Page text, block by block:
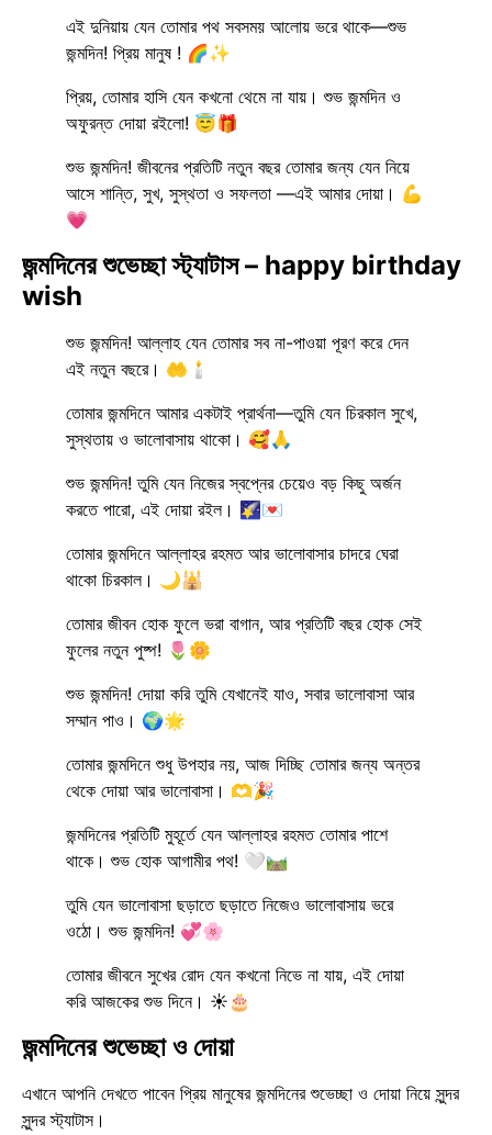
এই দুনিয়ায় যেন তোমার পথ সবসময় আলোয় ভরে থাকে—শুভ
জন্মদিন! প্রিয় মানুষ ! 🌈✨
প্রিয়, তোমার হাসি যেন কখনো থেমে না যায়। শুভ জন্মদিন ও
অফুরন্ত দোয়া রইলো! 😇🎁
শুভ জন্মদিন! জীবনের প্রতিটি নতুন বছর তোমার জন্য যেন নিয়ে
আসে শান্তি, সুখ, সুস্থতা ও সফলতা —এই আমার দোয়া। 💪
💗
জন্মদিনের শুভেচ্ছা স্ট্যাটাস – happy birthday
wish
শুভ জন্মদিন! আল্লাহ যেন তোমার সব না-পাওয়া পূরণ করে দেন
এই নতুন বছরে। 🤲🕯️
তোমার জন্মদিনে আমার একটাই প্রার্থনা—তুমি যেন চিরকাল সুখে,
সুস্থতায় ও ভালোবাসায় থাকো। 🥰🙏
শুভ জন্মদিন! তুমি যেন নিজের স্বপ্নের চেয়েও বড় কিছু অর্জন
করতে পারো, এই দোয়া রইল। 🌠💌
তোমার জন্মদিনে আল্লাহর রহমত আর ভালোবাসার চাদরে ঘেরা
থাকো চিরকাল। 🌙🕌
তোমার জীবন হোক ফুলে ভরা বাগান, আর প্রতিটি বছর হোক সেই
ফুলের নতুন পুষ্প! 🌷🌼
শুভ জন্মদিন! দোয়া করি তুমি যেখানেই যাও, সবার ভালোবাসা আর
সম্মান পাও। 🌍🌟
তোমার জন্মদিনে শুধু উপহার নয়, আজ দিচ্ছি তোমার জন্য অন্তর
থেকে দোয়া আর ভালোবাসা। 🫶🎉
জন্মদিনের প্রতিটি মুহূর্তে যেন আল্লাহর রহমত তোমার পাশে
থাকে। শুভ হোক আগামীর পথ! 🤍🛤️
তুমি যেন ভালোবাসা ছড়াতে ছড়াতে নিজেও ভালোবাসায় ভরে
ওঠো। শুভ জন্মদিন! 💞🌸
তোমার জীবনে সুখের রোদ যেন কখনো নিভে না যায়, এই দোয়া
করি আজকের শুভ দিনে। ☀️🎂
জন্মদিনের শুভেচ্ছা ও দোয়া
এখানে আপনি দেখতে পাবেন প্রিয় মানুষের জন্মদিনের শুভেচ্ছা ও দোয়া নিয়ে সুন্দর
সুন্দর স্ট্যাটাস।